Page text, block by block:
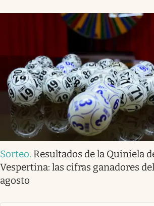
Sorteo. Resultados de la Quiniela
Vespertina: las cifras ganadores
agosto